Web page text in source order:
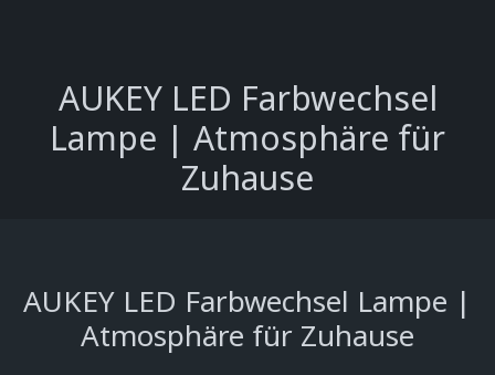
AUKEY LED Farbwechsel
Lampe | Atmosphäre für
Zuhause
AUKEY LED Farbwechsel Lampe |
Atmosphäre für Zuhause